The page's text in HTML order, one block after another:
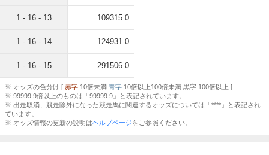
1 - 16 - 13 109315.0
1 - 16 - 14 124931.0
1 - 16 - 15 291506.0
※ オッズの色分け [ 赤字:10倍未満 青字:10倍以上100倍未満 黒字:100倍以上 ]
※ 99999.9倍以上のものは「99999.9」と表記されています。
※ 出走取消、競走除外になった競走馬に関連するオッズについては「****」と表記され
ています。
※ オッズ情報の更新の説明はヘルプページをご参照ください。